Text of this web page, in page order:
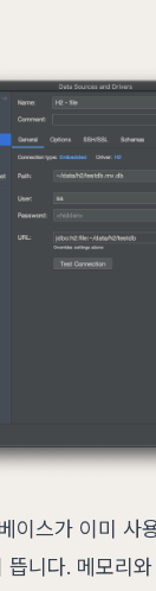
이스가 이미 사
뜹니다. 메모리